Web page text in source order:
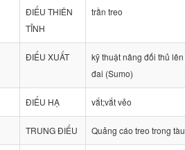
ĐIẾU THIÊN
TỈNH
trần treo
ĐIẾU XUẤT
kỹ thuật nâng đối thủ
đai (Sumo)
ĐIẾU HẠ vắt;vắt vẻo
TRUNG ĐIẾU Quảng cáo treo trong